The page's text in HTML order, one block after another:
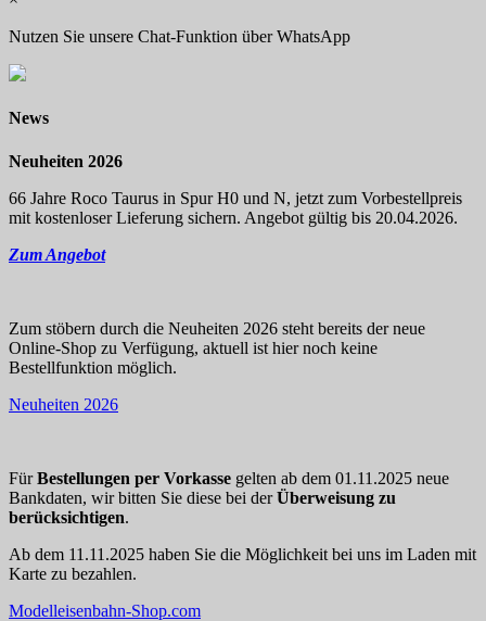
Nutzen Sie unsere Chat-Funktion über WhatsApp
News
Neuheiten 2026
66 Jahre Roco Taurus in Spur H0 und N, jetzt zum Vorbestellpreis
mit kostenloser Lieferung sichern. Angebot gültig bis 20.04.2026.
Zum Angebot
Zum stöbern durch die Neuheiten 2026 steht bereits der neue
Online-Shop zu Verfügung, aktuell ist hier noch keine
Bestellfunktion möglich.
Neuheiten 2026
FürBestellungen per Vorkasse gelten ab dem 01.11.2025 neue
Bankdaten, wir bitten Sie diese bei derÜberweisung zu
berücksichtigen.
Ab dem 11.11.2025 haben Sie die Möglichkeit bei uns im Laden mit
Karte zu bezahlen.
Modelleisenbahn-Shop.com